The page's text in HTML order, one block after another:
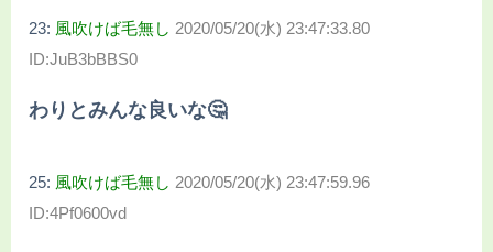
23: 風吹けば毛無し 2020/05/20(水) 23:47:33.80
ID:JuB3bBBS0
わりとみんな良いな🤔
25: 風吹けば毛無し 2020/05/20(水) 23:47:59.96
ID:4Pf0600vd